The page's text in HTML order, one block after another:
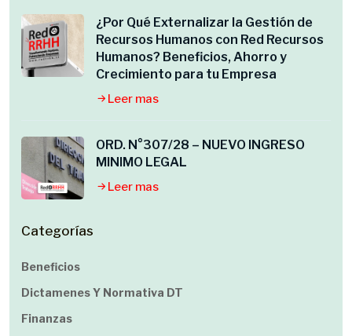
¿Por Qué Externalizar la Gestión de
Recursos Humanos con Red Recursos
Humanos? Beneficios, Ahorro y
Crecimiento para tu Empresa
Leer mas
ORD. N°307/28 – NUEVO INGRESO
MINIMO LEGAL
Leer mas
Categorías
Beneficios
Dictamenes Y Normativa DT
Finanzas